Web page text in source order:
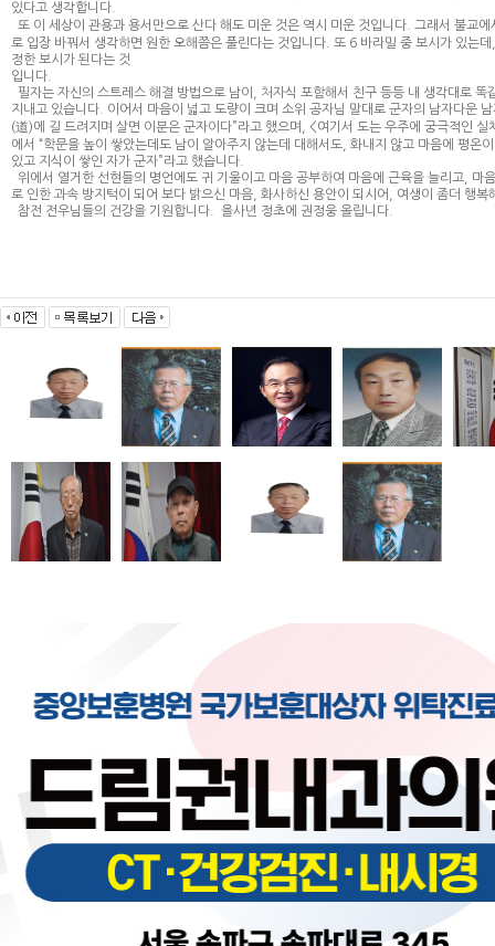
있다고 생각합니다.
또 이 세상이 관용과 용서만으로 산다 해도 미운 것은 역시 미운 것입니다. 그래서 불교
로 입장 바꿔서 생각하면 원한 오해쯤은 풀린다는 것입니다. 또 6 바라밀 중 보시가 있는
정한 보시가 된다는 것
입니다.
필자는 자신의 스트레스 해결 방법으로 남이, 처자식 포함해서 친구 등등 내 생각대로
지내고 있습니다. 이어서 마음이 넓고 도량이 크며 소위 공자님 말대로 군자의 남자다운
(道)에 길 드려지며 살면 이분은 군자이다”라고 했으며, <여기서 도는 우주에 궁극적인
에서 “학문을 높이 쌓았는데도 남이 알아주지 않는데 대해서도, 화내지 않고 마음에 평온
있고 지식이 쌓인 자가 군자”라고 했습니다.
위에서 열거한 선현들의 명언에도 귀 기울이고 마음 공부하여 마음에 근육을 늘리고, 마
로 인한 과속 방지턱이 되어 보다 밝으신 마음, 화사하신 용안이 되시어, 여생이 좀더 행복
참전 전우님들의 건강을 기원합니다. 을사년 정초에 권정웅 올립니다.